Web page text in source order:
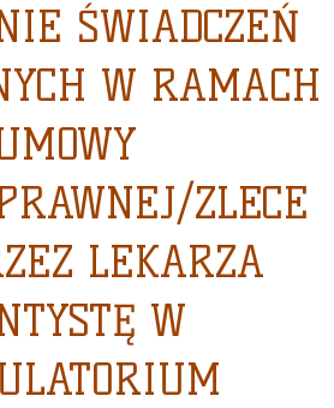
ŚWIADCZEŃ
W RAMACH
ZLECE
LEKARZA
W